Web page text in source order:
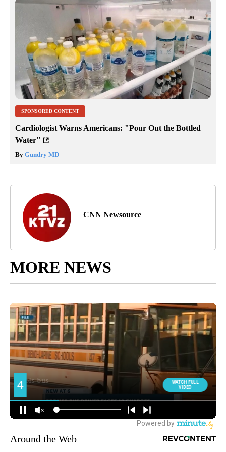
SPONSORED CONTENT
Cardiologist Warns Americans: "Pour Out the Bottled
Water"
By Gundry MD
CNN Newsource
MORE NEWS
Around the Web